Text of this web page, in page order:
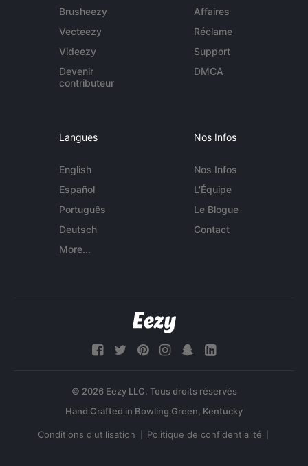
Brusheezy
Vecteezy
Videezy
Devenir
contributeur
Affaires
Réclame
Support
DMCA
Langues
English
Español
Português
Deutsch
More...
Nos Infos
Nos Infos
L'Équipe
Le Blogue
Contact
© 2026 Eezy LLC. Tous droits réservés
Conditions d'utilisation Politique de confidentialité